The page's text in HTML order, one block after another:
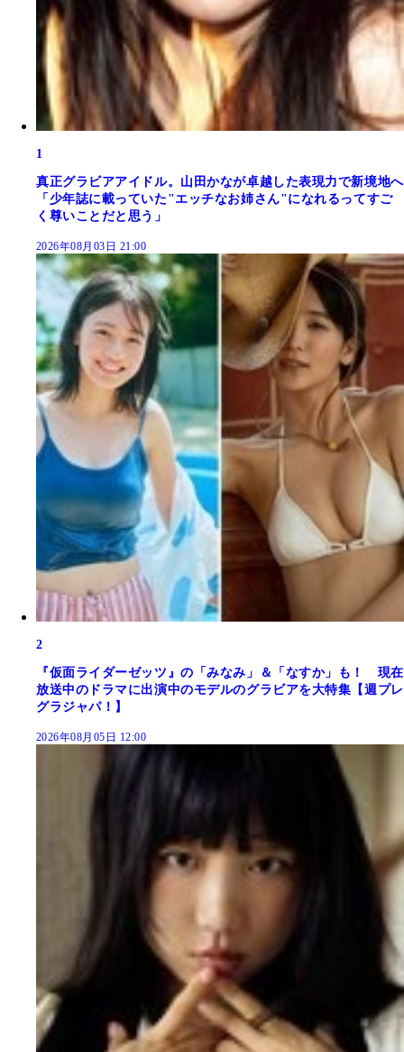
1
真正グラビアアイドル。山田かなが卓越した表現力で新境地へ
「少年誌に載っていた"エッチなお姉さん"になれるってすご
く尊いことだと思う」
2026年08月03日 21:00
2
『仮面ライダーゼッツ』の「みなみ」＆「なすか」も！ 現在
放送中のドラマに出演中のモデルのグラビアを大特集【週プレ
グラジャパ！】
2026年08月05日 12:00